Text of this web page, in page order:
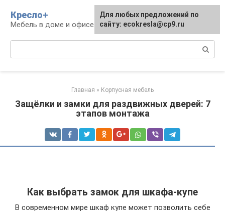
контенту
Кресло+
Мебель в доме и офисе
Главная » Корпусная мебель
Защёлки и замки для раздвижных дверей: 7
этапов монтажа
Как выбрать замок для шкафа-купе
В современном мире шкаф купе может позволить себе
Для любых предложений по
сайту: ecokresla@cp9.ru